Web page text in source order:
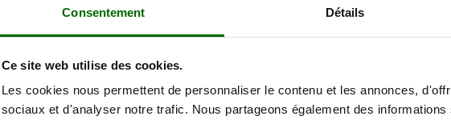
Consentement Détails
Ce site web utilise des cookies.
Les cookies nous permettent de personnaliser le contenu et les annonces,
sociaux et d'analyser notre trafic. Nous partageons également des